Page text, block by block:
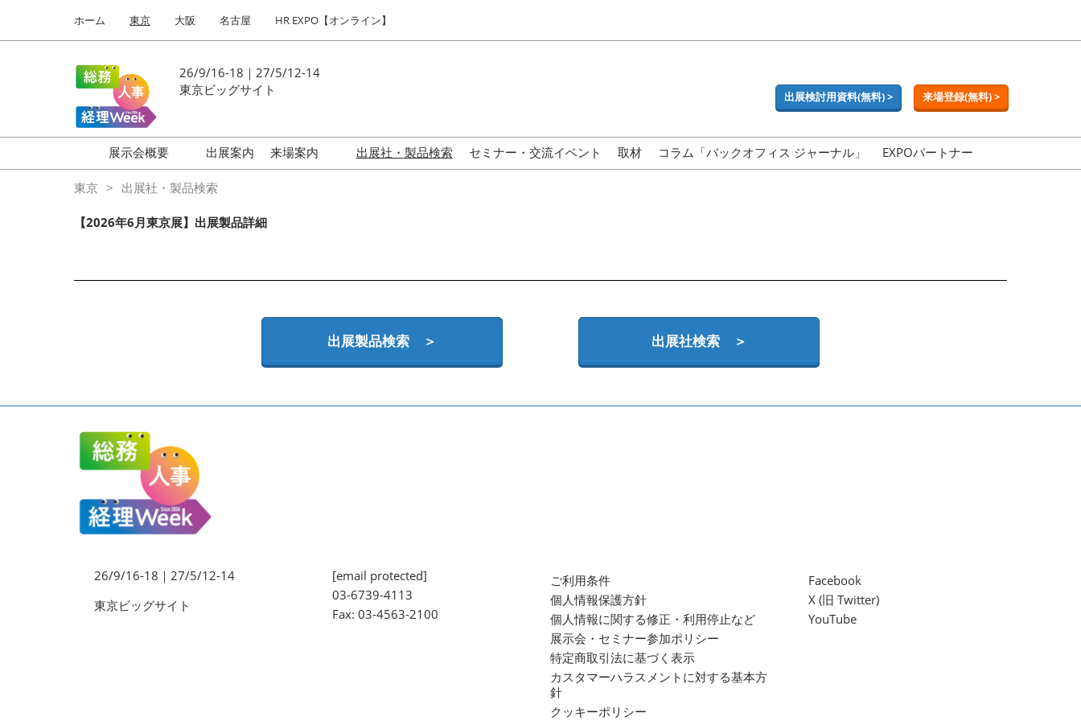
キ
プ
し
て
進
to
ホーム 東京 大阪 名古屋 HR EXPO【オンライン】
26/9/16-18｜27/5/12-14
東京ビッグサイト
出展検討用資料(無料) > 来場登録(無料) >
展示会概要
働き方改革 EXPO
【9月より】バックオフィス
AIエージェント EXPO
【9月】展示会概要
出展案内
来場案内
出展社・製品検索 セミナー・交流イベント 取材 コラム「バックオフィス ジャーナル」 EXPOパートナー
東京 出展社・製品検索
【2026年6月東京展】出展製品詳細
出展製品検索 ＞ 出展社検索 ＞
26/9/16-18｜27/5/12-14
東京ビッグサイト
[email protected]
03-6739-4113
Fax: 03-4563-2100
ご利用条件
個人情報保護方針
個人情報に関する修正・利用停止など
展示会・セミナー参加ポリシー
特定商取引法に基づく表示
カスタマーハラスメントに対する基本方
針
クッキーポリシー
Facebook
X (旧 Twitter)
YouTube